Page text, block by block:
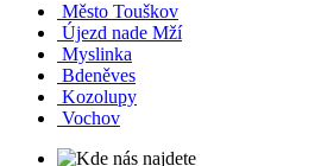
Město Touškov
Újezd nade Mží
Myslinka
Bdeněves
Kozolupy
Vochov